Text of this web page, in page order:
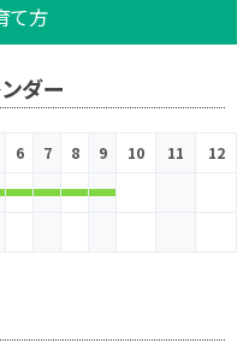
て方
ダー
6 7 8 9 10 11
12